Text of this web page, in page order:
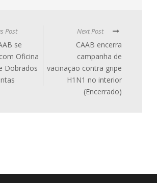
Post
se
Oficina
Dobrados
Next Post
CAAB encerra
campanha de
vacinação contra gripe
H1N1 no interior
(Encerrado)